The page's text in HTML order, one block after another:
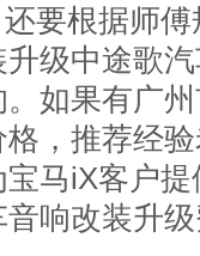
要根据师
级中途歌
如果有广
，推荐经
马iX客户
响改装升